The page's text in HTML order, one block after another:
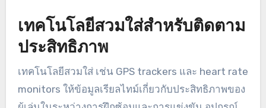
ปัจจัยต่างๆ เช่น ความสะดวกในการใช้งาน การรวม
เข้ากับเครื่องมืออื่นๆ และความสามารถในการแบ่งปัน
สมัครสมาชิก ดังนั้นให้ประเมินค่าใช้จ่ายเทียบกับงบ
ประมาณและความต้องการของทีมของคุณ